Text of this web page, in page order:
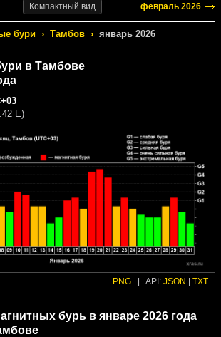
Компактный вид февраль 2026
бури › Тамбов › январь 2026
в Тамбове
E)
PNG | API: JSON | TXT
бурь в январе 2026 года